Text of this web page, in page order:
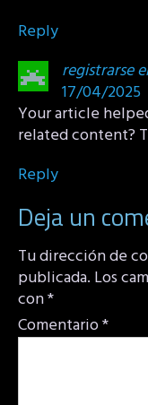
Reply
registrarse
17/04/2025
Your article
related content?
Reply
Deja un
Tu dirección de
publicada. Los
con*
Comentario*